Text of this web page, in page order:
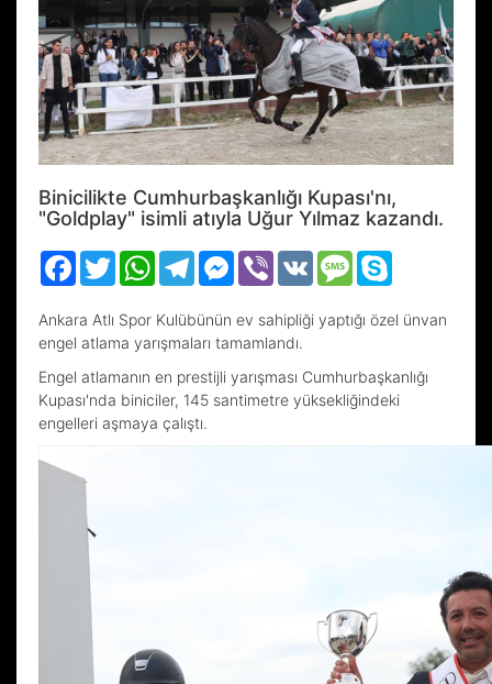
Binicilikte Cumhurbaşkanlığı Kupası'nı,
"Goldplay" isimli atıyla Uğur Yılmaz kazandı.
Facebook
TwitterWhatsAppTelegramMessenger
Viber VK Message
Ankara Atlı Spor Kulübünün ev sahipliği yaptığı özel ünvan
engel atlama yarışmaları tamamlandı.
Engel atlamanın en prestijli yarışması Cumhurbaşkanlığı
Kupası'nda biniciler, 145 santimetre yüksekliğindeki
engelleri aşmaya çalıştı.